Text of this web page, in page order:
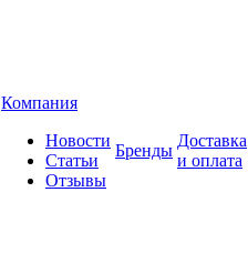
Компания
Новости
Статьи
Отзывы
Бренды
Доставка
и оплата